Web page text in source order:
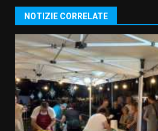
NOTIZIE CORRELATE